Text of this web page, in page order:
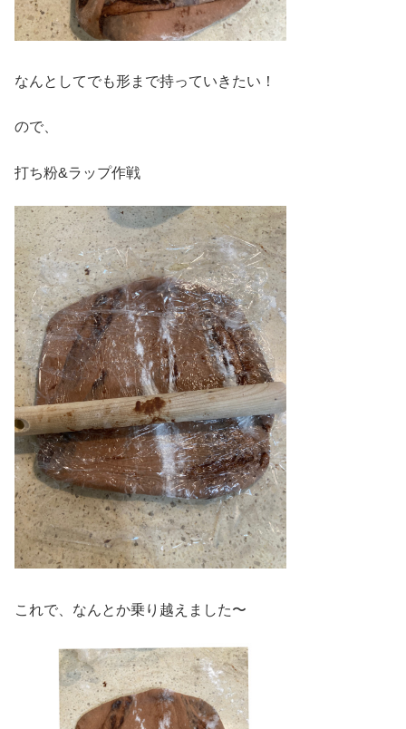
なんとしてでも形まで持っていきたい！
ので、
打ち粉&ラップ作戦
これで、なんとか乗り越えました〜